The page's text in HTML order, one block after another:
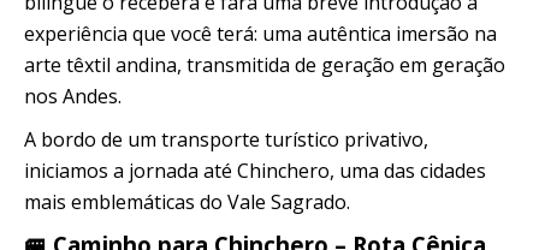
experiência que você terá: uma autêntica imersão na
arte têxtil andina, transmitida de geração em geração
nos Andes.
A bordo de um transporte turístico privativo,
iniciamos a jornada até Chinchero, uma das cidades
mais emblemáticas do Vale Sagrado.